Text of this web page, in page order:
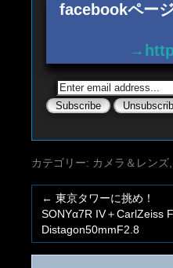
facebookペー
カテゴリー: カメラ＆レンズ,
← 東京タワーに挑め！
SONYα7R IV＋CarlZeiss F
Distagon50mmF2.8